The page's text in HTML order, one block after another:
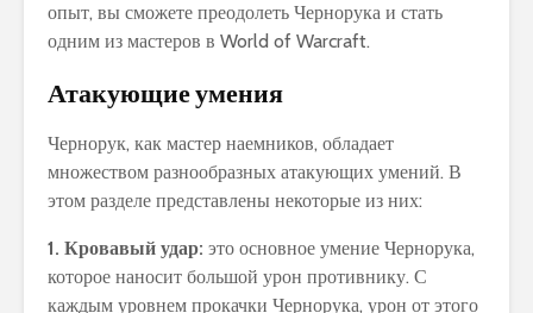
опыт, вы сможете преодолеть Чернорука и стать
одним из мастеров в World of Warcraft.
Атакующие умения
Чернорук, как мастер наемников, обладает
множеством разнообразных атакующих умений. В
этом разделе представлены некоторые из них:
1. Кровавый удар: это основное умение Чернорука,
которое наносит большой урон противнику. С
каждым уровнем прокачки Чернорука, урон от этого